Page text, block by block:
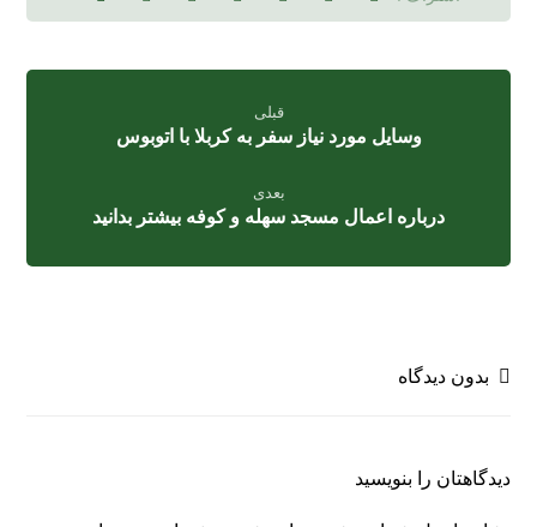
قبلی
وسایل مورد نیاز سفر به کربلا با اتوبوس
بعدی
درباره اعمال مسجد سهله و کوفه بیشتر بدانید
بدون دیدگاه
دیدگاهتان را بنویسید